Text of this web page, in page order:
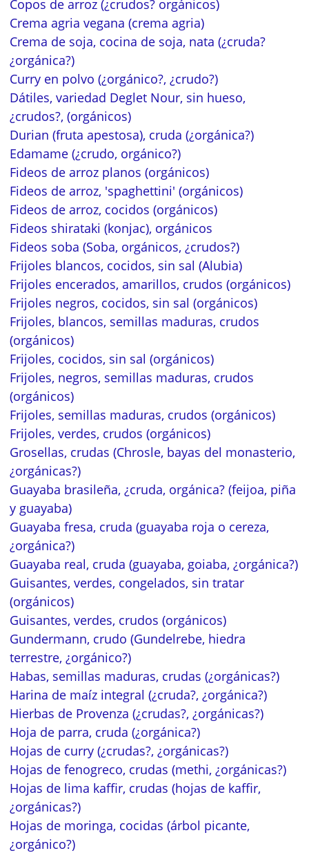
Copos de arroz (¿crudos? orgánicos)
Crema agria vegana (crema agria)
Crema de soja, cocina de soja, nata (¿cruda?
¿orgánica?)
Curry en polvo (¿orgánico?, ¿crudo?)
Dátiles, variedad Deglet Nour, sin hueso,
¿crudos?, (orgánicos)
Durian (fruta apestosa), cruda (¿orgánica?)
Edamame (¿crudo, orgánico?)
Fideos de arroz planos (orgánicos)
Fideos de arroz, 'spaghettini' (orgánicos)
Fideos de arroz, cocidos (orgánicos)
Fideos shirataki (konjac), orgánicos
Fideos soba (Soba, orgánicos, ¿crudos?)
Frijoles blancos, cocidos, sin sal (Alubia)
Frijoles encerados, amarillos, crudos (orgánicos)
Frijoles negros, cocidos, sin sal (orgánicos)
Frijoles, blancos, semillas maduras, crudos
(orgánicos)
Frijoles, cocidos, sin sal (orgánicos)
Frijoles, negros, semillas maduras, crudos
(orgánicos)
Frijoles, semillas maduras, crudos (orgánicos)
Frijoles, verdes, crudos (orgánicos)
Grosellas, crudas (Chrosle, bayas del monasterio,
¿orgánicas?)
Guayaba brasileña, ¿cruda, orgánica? (feijoa, piña
y guayaba)
Guayaba fresa, cruda (guayaba roja o cereza,
¿orgánica?)
Guayaba real, cruda (guayaba, goiaba, ¿orgánica?)
Guisantes, verdes, congelados, sin tratar
(orgánicos)
Guisantes, verdes, crudos (orgánicos)
Gundermann, crudo (Gundelrebe, hiedra
terrestre, ¿orgánico?)
Habas, semillas maduras, crudas (¿orgánicas?)
Harina de maíz integral (¿cruda?, ¿orgánica?)
Hierbas de Provenza (¿crudas?, ¿orgánicas?)
Hoja de parra, cruda (¿orgánica?)
Hojas de curry (¿crudas?, ¿orgánicas?)
Hojas de fenogreco, crudas (methi, ¿orgánicas?)
Hojas de lima kaffir, crudas (hojas de kaffir,
¿orgánicas?)
Hojas de moringa, cocidas (árbol picante,
¿orgánico?)